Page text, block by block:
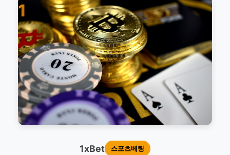
1
1xBet 스포츠베팅